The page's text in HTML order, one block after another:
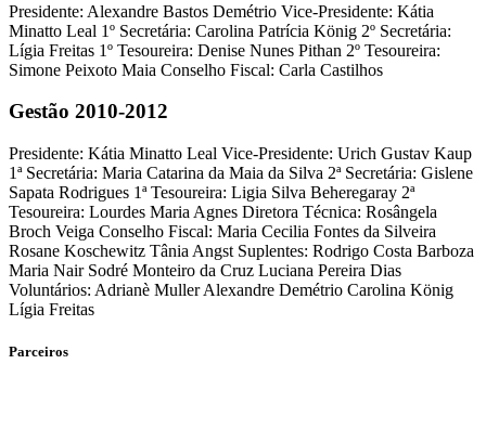
Presidente: Alexandre Bastos Demétrio Vice-Presidente: Kátia
Minatto Leal 1º Secretária: Carolina Patrícia König 2º Secretária:
Lígia Freitas 1º Tesoureira: Denise Nunes Pithan 2º Tesoureira:
Simone Peixoto Maia Conselho Fiscal: Carla Castilhos
Gestão 2010-2012
Presidente: Kátia Minatto Leal Vice-Presidente: Urich Gustav Kaup
1ª Secretária: Maria Catarina da Maia da Silva 2ª Secretária: Gislene
Sapata Rodrigues 1ª Tesoureira: Ligia Silva Beheregaray 2ª
Tesoureira: Lourdes Maria Agnes Diretora Técnica: Rosângela
Broch Veiga Conselho Fiscal: Maria Cecilia Fontes da Silveira
Rosane Koschewitz Tânia Angst Suplentes: Rodrigo Costa Barboza
Maria Nair Sodré Monteiro da Cruz Luciana Pereira Dias
Voluntários: Adrianè Muller Alexandre Demétrio Carolina König
Lígia Freitas
Parceiros